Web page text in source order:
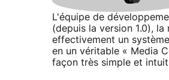
L'équipe de
(depuis la version 1.0),
effectivement un
en un véritable « Media
façon très simple et